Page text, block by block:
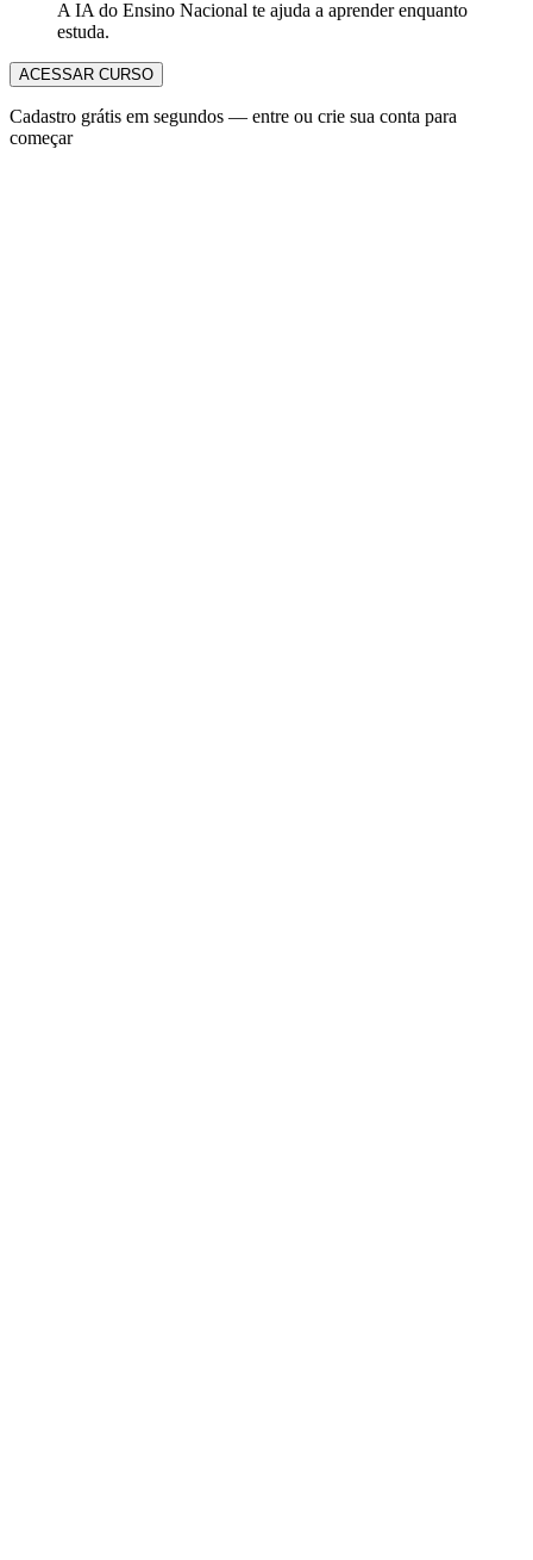
A IA do Ensino Nacional te ajuda a aprender enquanto
estuda.
ACESSAR CURSO
Cadastro grátis em segundos — entre ou crie sua conta para
começar